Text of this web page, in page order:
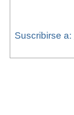
Suscribirse a: